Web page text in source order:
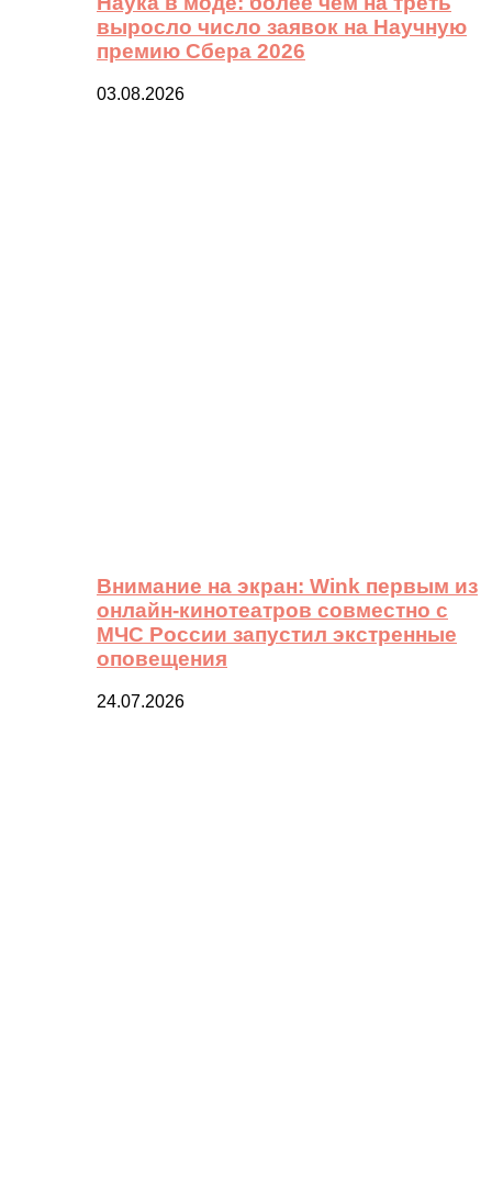
выросло число заявок на Научную
премию Сбера 2026
03.08.2026
Внимание на экран: Wink первым из
онлайн-кинотеатров совместно с
МЧС России запустил экстренные
оповещения
24.07.2026